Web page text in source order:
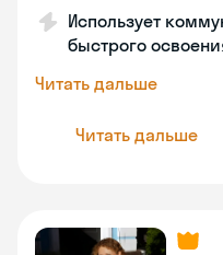
Использует
быстрого
Читать дальше
Читать дальше